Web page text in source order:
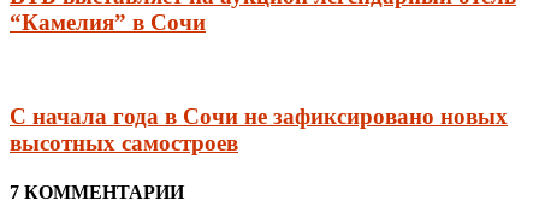
“Камелия” в Сочи
С начала года в Сочи не зафиксировано новых
высотных самостроев
7 КОММЕНТАРИИ